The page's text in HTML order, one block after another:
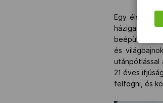
Egy
beépült a
és
utánpótlással
21 éves
felfogni, és